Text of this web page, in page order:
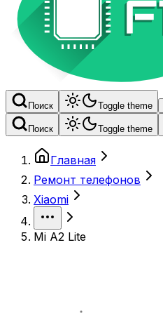
Поиск Toggle theme
Поиск Toggle theme
Главная
Ремонт телефонов
Xiaomi
Mi A2 Lite